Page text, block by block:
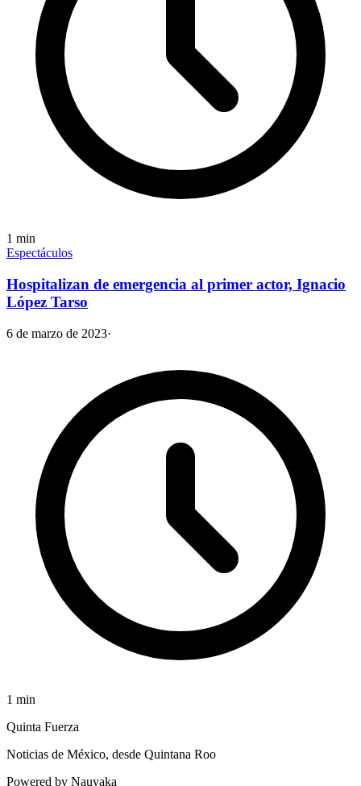
1 min
Espectáculos
Hospitalizan de emergencia al primer actor, Ignacio
López Tarso
6 de marzo de 2023·
1 min
Quinta Fuerza
Noticias de México, desde Quintana Roo
Powered by Nauyaka